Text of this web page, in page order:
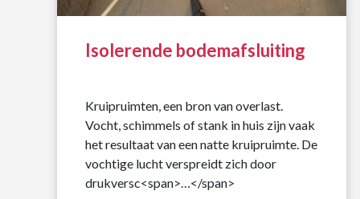
Isolerende bodemafsluiting
Kruipruimten, een bron van overlast.
Vocht, schimmels of stank in huis zijn vaak
het resultaat van een natte kruipruimte. De
vochtige lucht verspreidt zich door
drukversc<span>…</span>